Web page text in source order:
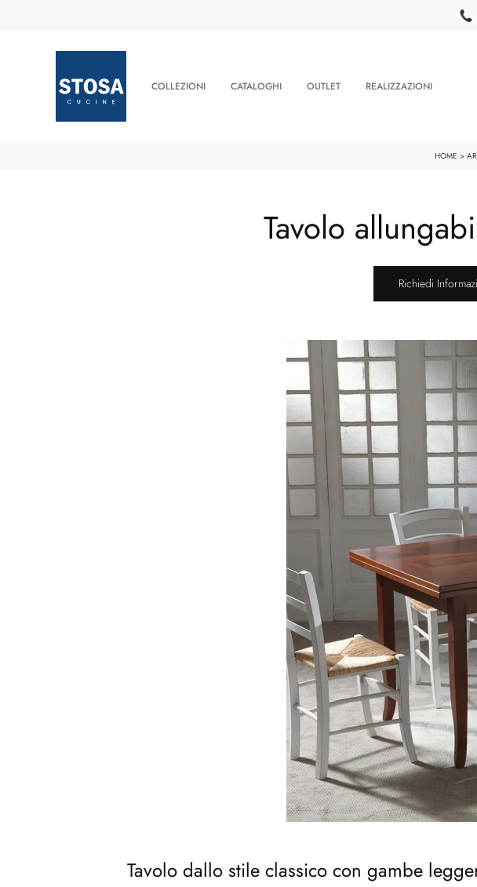
COLLEZIONI CATALOGHI OUTLET REALIZZAZIONI
HOME >
Tavolo
Richiedi
Tavolo dallo stile classico con gambe